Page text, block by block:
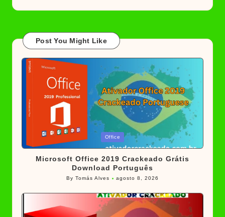
Post You Might Like
Posted
in
Office
Microsoft Office 2019 Crackeado Grátis
Download Português
Posted
ByTomás Alves agosto 8, 2026